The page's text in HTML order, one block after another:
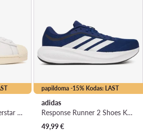
Laisvalaikio batai · Superstar · Balta
papildoma -15% Kodas: LAST
adidas
Response Runner 2 Shoes KJ1735 · Bėgimo batai
49,99€